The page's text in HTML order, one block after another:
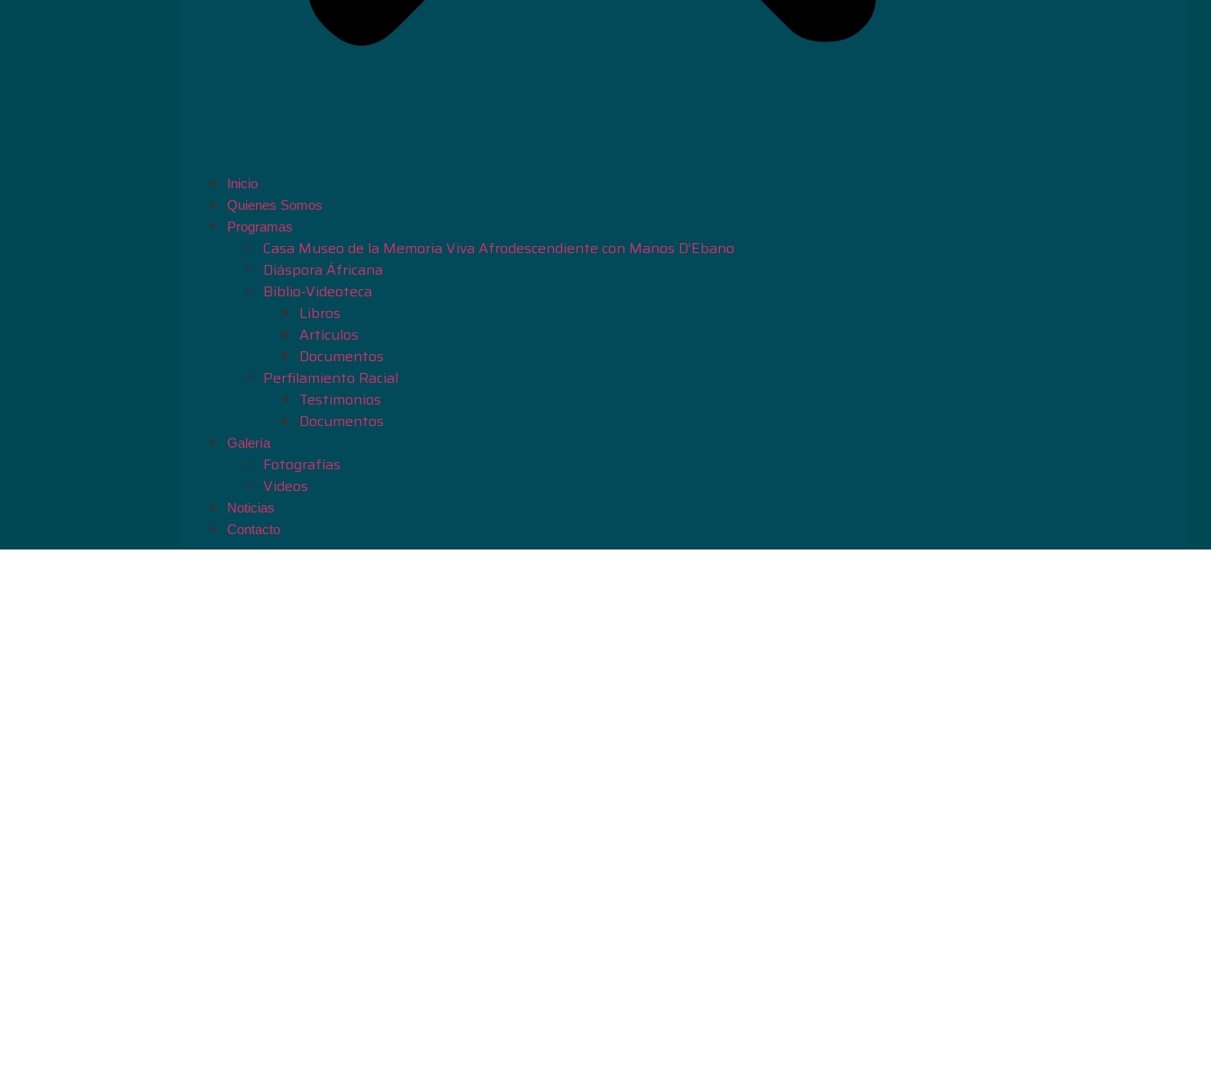
Inicio
Quienes Somos
Programas
Casa Museo de la Memoria Viva Afrodescendiente con Manos D’Ebano
Diáspora Áfricana
Biblio-Videoteca
Libros
Artículos
Documentos
Perfilamiento Racial
Testimonios
Documentos
Galería
Fotografías
Videos
Noticias
Contacto